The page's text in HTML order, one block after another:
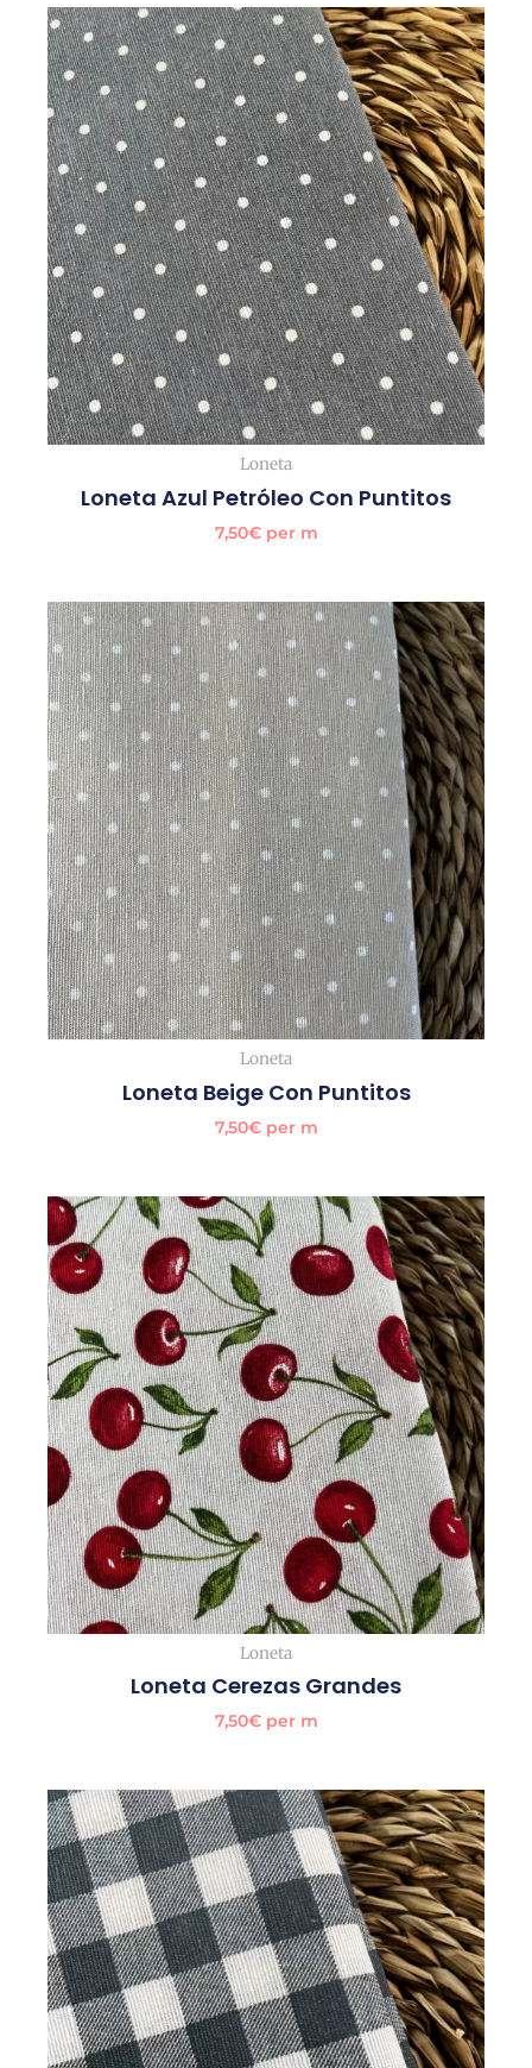
Loneta
Loneta Azul Petróleo Con Puntitos
7,50€per m
Loneta
Loneta Beige Con Puntitos
7,50€per m
Loneta
Loneta Cerezas Grandes
7,50€per m